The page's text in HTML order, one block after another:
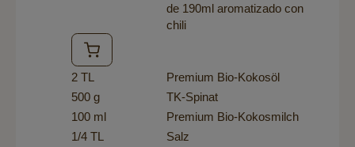
de 190ml aromatizado con
chili
2 TL
Premium Bio-Kokosöl
500 g
TK-Spinat
100 ml
Premium Bio-Kokosmilch
1/4 TL
Salz